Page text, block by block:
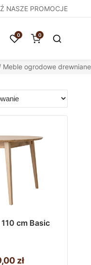
NASZE PROMOCJE
0 0
Meble ogrodowe drewniane
cm Basic
zł